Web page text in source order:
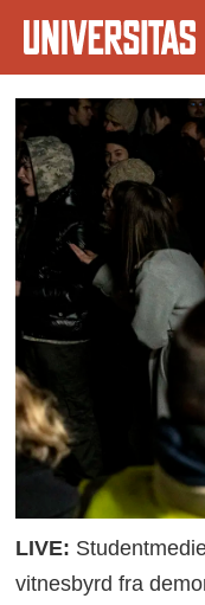
LIVE:
vitnesbyrd fra